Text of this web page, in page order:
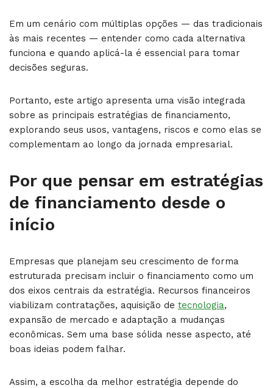
Em um cenário com múltiplas opções — das tradicionais
às mais recentes — entender como cada alternativa
funciona e quando aplicá-la é essencial para tomar
decisões seguras.
Portanto, este artigo apresenta uma visão integrada
sobre as principais estratégias de financiamento,
explorando seus usos, vantagens, riscos e como elas se
complementam ao longo da jornada empresarial.
Por que pensar em estratégias
de financiamento desde o
início
Empresas que planejam seu crescimento de forma
estruturada precisam incluir o financiamento como um
dos eixos centrais da estratégia. Recursos financeiros
viabilizam contratações, aquisição de tecnologia,
expansão de mercado e adaptação a mudanças
econômicas. Sem uma base sólida nesse aspecto, até
boas ideias podem falhar.
Assim, a escolha da melhor estratégia depende do